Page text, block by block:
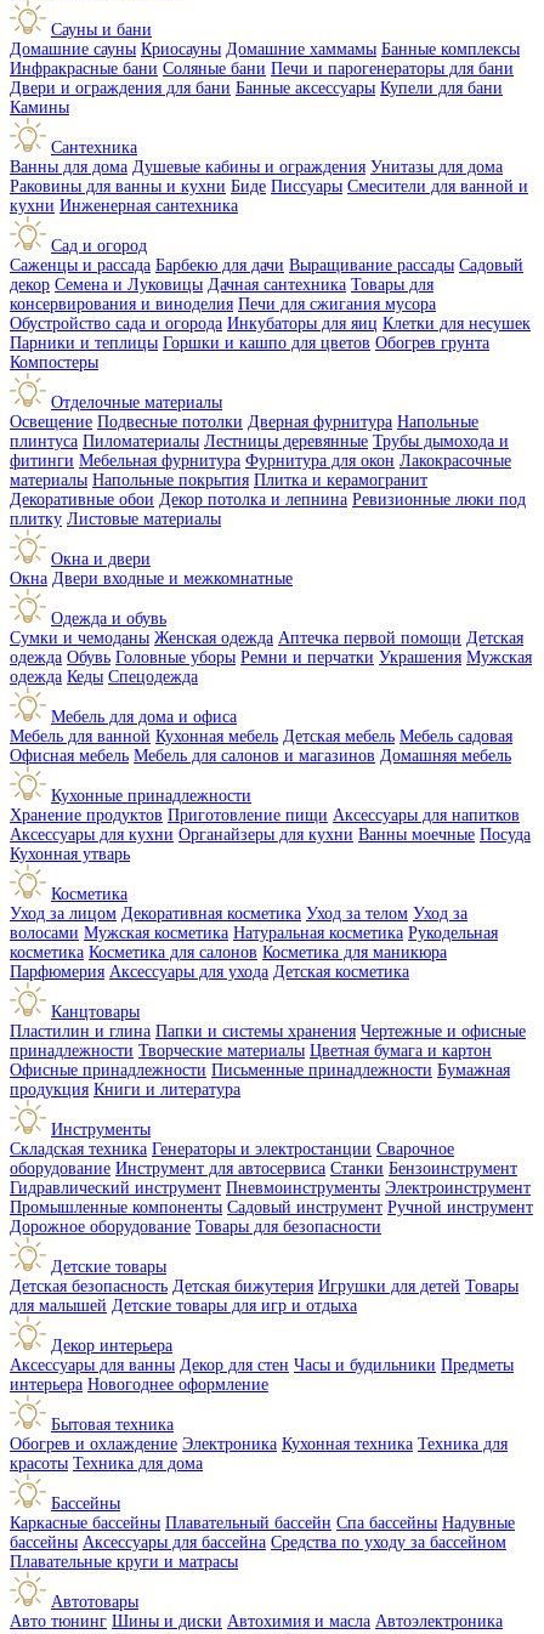
Сауны и бани
Домашние сауны Криосауны Домашние хаммамы Банные комплексы
Инфракрасные бани Соляные бани Печи и парогенераторы для бани
Двери и ограждения для бани Банные аксессуары Купели для бани
Камины
Сантехника
Ванны для дома Душевые кабины и ограждения Унитазы для дома
Раковины для ванны и кухни Биде Писсуары Смесители для ванной и
кухни Инженерная сантехника
Сад и огород
Саженцы и рассада Барбекю для дачи Выращивание рассады Садовый
декор Семена и Луковицы Дачная сантехника Товары для
консервирования и виноделия Печи для сжигания мусора
Обустройство сада и огорода Инкубаторы для яиц Клетки для несушек
Парники и теплицы Горшки и кашпо для цветов Обогрев грунта
Компостеры
Отделочные материалы
Освещение Подвесные потолки Дверная фурнитура Напольные
плинтуса Пиломатериалы Лестницы деревянные Трубы дымохода и
фитинги Мебельная фурнитура Фурнитура для окон Лакокрасочные
материалы Напольные покрытия Плитка и керамогранит
Декоративные обои Декор потолка и лепнина Ревизионные люки под
плитку Листовые материалы
Окна и двери
Окна Двери входные и межкомнатные
Одежда и обувь
Сумки и чемоданы Женская одежда Аптечка первой помощи Детская
одежда Обувь Головные уборы Ремни и перчатки Украшения Мужская
одежда Кеды Спецодежда
Мебель для дома и офиса
Мебель для ванной Кухонная мебель Детская мебель Мебель садовая
Офисная мебель Мебель для салонов и магазинов Домашняя мебель
Кухонные принадлежности
Хранение продуктов Приготовление пищи Аксессуары для напитков
Аксессуары для кухни Органайзеры для кухни Ванны моечные Посуда
Кухонная утварь
Косметика
Уход за лицом Декоративная косметика Уход за телом Уход за
волосами Мужская косметика Натуральная косметика Рукодельная
косметика Косметика для салонов Косметика для маникюра
Парфюмерия Аксессуары для ухода Детская косметика
Канцтовары
Пластилин и глина Папки и системы хранения Чертежные и офисные
принадлежности Творческие материалы Цветная бумага и картон
Офисные принадлежности Письменные принадлежности Бумажная
продукция Книги и литература
Инструменты
Складская техника Генераторы и электростанции Сварочное
оборудование Инструмент для автосервиса Станки Бензоинструмент
Гидравлический инструмент Пневмоинструменты Электроинструмент
Промышленные компоненты Садовый инструмент Ручной инструмент
Дорожное оборудование Товары для безопасности
Детские товары
Детская безопасность Детская бижутерия Игрушки для детей Товары
для малышей Детские товары для игр и отдыха
Декор интерьера
Аксессуары для ванны Декор для стен Часы и будильники Предметы
интерьера Новогоднее оформление
Бытовая техника
Обогрев и охлаждение Электроника Кухонная техника Техника для
красоты Техника для дома
Бассейны
Каркасные бассейны Плавательный бассейн Спа бассейны Надувные
бассейны Аксессуары для бассейна Средства по уходу за бассейном
Плавательные круги и матрасы
Автотовары
Авто тюнинг Шины и диски Автохимия и масла Автоэлектроника